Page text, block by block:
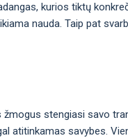
kurios tiktų
nauda. Taip pat
stengiasi savo
atitinkamas savybes.